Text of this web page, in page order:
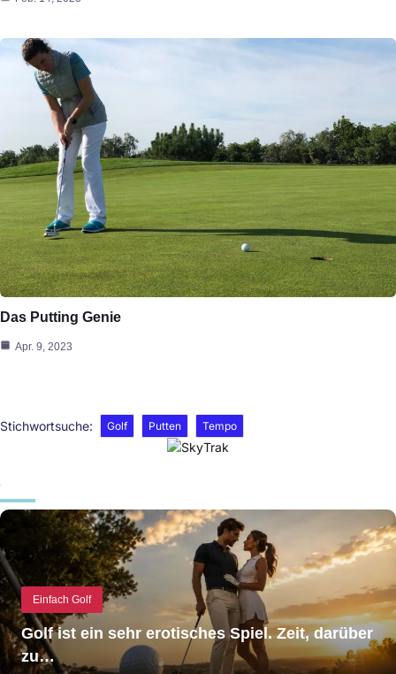
Das Putting Genie
Apr. 9, 2023
Stichwortsuche: Golf Putten Tempo
Einfach Golf
Golf ist ein sehr erotisches Spiel. Zeit, darüber
zu…